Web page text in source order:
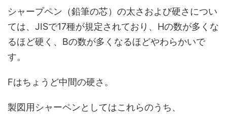
シャープペン（鉛筆の芯）の太さおよび硬さについ
ては、JISで17種が規定されており、Hの数が多くな
るほど硬く、Bの数が多くなるほどやわらかいで
す。
Fはちょうど中間の硬さ。
製図用シャーペンとしてはこれらのうち、